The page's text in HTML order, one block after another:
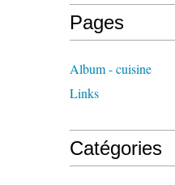
Pages
Album - cuisine
Links
Catégories